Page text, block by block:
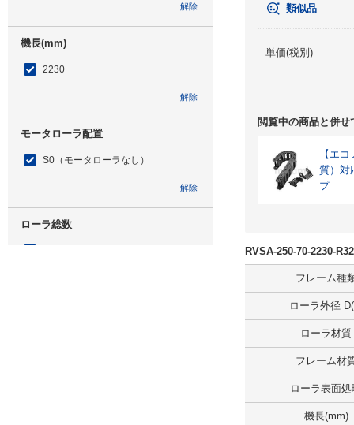
解除
機長(mm)
2230
解除
モータローラ配置
S0（モータローラなし）
解除
ローラ総数
類似品
単価(税別)
閲覧中の商品と併
【エ
質）対
プ
RVSA-250-70-2230-
フレーム種
ローラ外径
ローラ材質
フレーム材
ローラ表面処
機長(mm)